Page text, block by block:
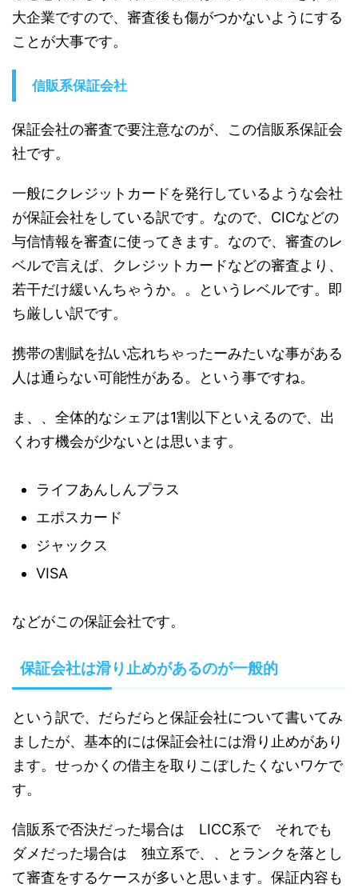
大企業ですので、審査後も傷がつかないようにする
ことが大事です。
信販系保証会社
保証会社の審査で要注意なのが、この信販系保証会
社です。
一般にクレジットカードを発行しているような会社
が保証会社をしている訳です。なので、CICなどの
与信情報を審査に使ってきます。なので、審査のレ
ベルで言えば、クレジットカードなどの審査より、
若干だけ緩いんちゃうか。。というレベルです。即
ち厳しい訳です。
携帯の割賦を払い忘れちゃったーみたいな事がある
人は通らない可能性がある。という事ですね。
ま、、全体的なシェアは1割以下といえるので、出
くわす機会が少ないとは思います。
ライフあんしんプラス
エポスカード
ジャックス
VISA
などがこの保証会社です。
保証会社は滑り止めがあるのが一般的
という訳で、だらだらと保証会社について書いてみ
ましたが、基本的には保証会社には滑り止めがあり
ます。せっかくの借主を取りこぼしたくないワケで
す。
信販系で否決だった場合は LICC系で それでも
ダメだった場合は 独立系で、、とランクを落とし
て審査をするケースが多いと思います。保証内容も